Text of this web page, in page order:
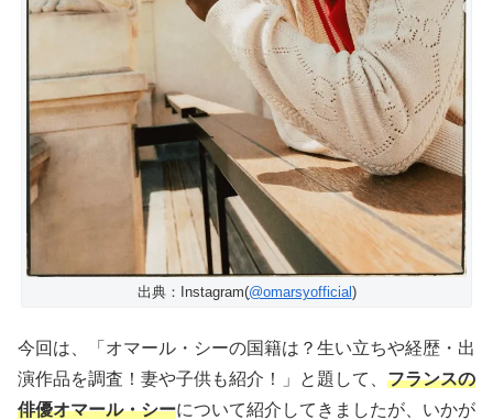
出典：Instagram(@omarsyofficial)
今回は、「オマール・シーの国籍は？生い立ちや経歴・出
演作品を調査！妻や子供も紹介！」と題して、 フランスの
俳優オマール・シーについて紹介してきましたが、いかが